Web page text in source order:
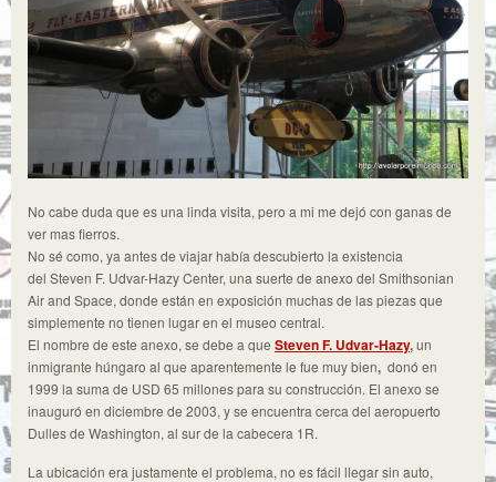
No cabe duda que es una linda visita, pero a mi me dejó con ganas de
ver mas fierros.
No sé como, ya antes de viajar había descubierto la existencia
del Steven F. Udvar-Hazy Center, una suerte de anexo del Smithsonian
Air and Space, donde están en exposición muchas de las piezas que
simplemente no tienen lugar en el museo central.
El nombre de este anexo, se debe a que Steven F. Udvar-Hazy,un
inmigrante húngaro al que aparentemente le fue muy bien, donó en
1999 la suma de USD 65 millones para su construcción. El anexo se
inauguró en diciembre de 2003, y se encuentra cerca del aeropuerto
Dulles de Washington, al sur de la cabecera 1R.
La ubicación era justamente el problema, no es fácil llegar sin auto,